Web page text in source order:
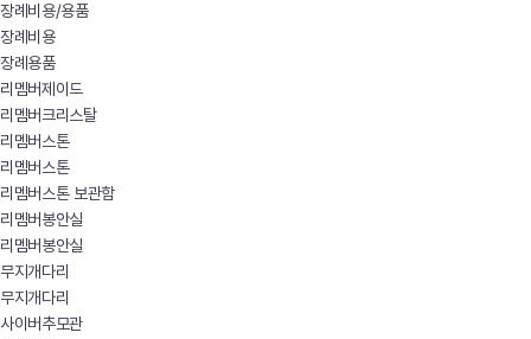
장례비용/용품
장례비용
장례용품
리멤버제이드
리멤버크리스탈
리멤버스톤
리멤버스톤
리멤버스톤 보관함
리멤버봉안실
리멤버봉안실
무지개다리
무지개다리
사이버추모관